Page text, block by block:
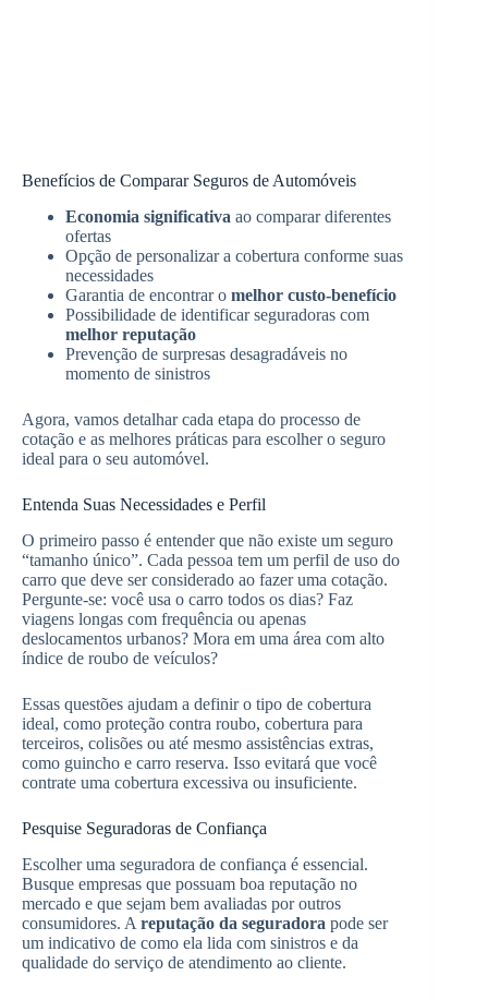
Benefícios de Comparar Seguros de Automóveis
Economia significativa ao comparar diferentes
ofertas
Opção de personalizar a cobertura conforme suas
necessidades
Garantia de encontrar o melhor custo-benefício
Possibilidade de identificar seguradoras com
melhor reputação
Prevenção de surpresas desagradáveis no
momento de sinistros
Agora, vamos detalhar cada etapa do processo de
cotação e as melhores práticas para escolher o seguro
ideal para o seu automóvel.
Entenda Suas Necessidades e Perfil
O primeiro passo é entender que não existe um seguro
“tamanho único”. Cada pessoa tem um perfil de uso do
carro que deve ser considerado ao fazer uma cotação.
Pergunte-se: você usa o carro todos os dias? Faz
viagens longas com frequência ou apenas
deslocamentos urbanos? Mora em uma área com alto
índice de roubo de veículos?
Essas questões ajudam a definir o tipo de cobertura
ideal, como proteção contra roubo, cobertura para
terceiros, colisões ou até mesmo assistências extras,
como guincho e carro reserva. Isso evitará que você
contrate uma cobertura excessiva ou insuficiente.
Pesquise Seguradoras de Confiança
Escolher uma seguradora de confiança é essencial.
Busque empresas que possuam boa reputação no
mercado e que sejam bem avaliadas por outros
consumidores. A reputação da seguradora pode ser
um indicativo de como ela lida com sinistros e da
qualidade do serviço de atendimento ao cliente.